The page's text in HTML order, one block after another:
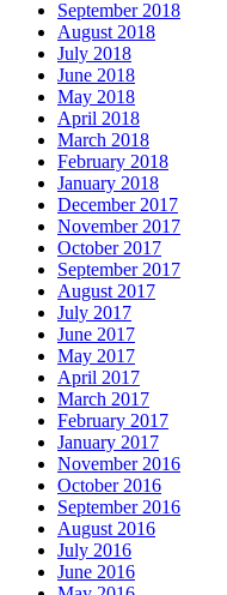
September 2018
August 2018
July 2018
June 2018
May 2018
April 2018
March 2018
February 2018
January 2018
December 2017
November 2017
October 2017
September 2017
August 2017
July 2017
June 2017
May 2017
April 2017
March 2017
February 2017
January 2017
November 2016
October 2016
September 2016
August 2016
July 2016
June 2016